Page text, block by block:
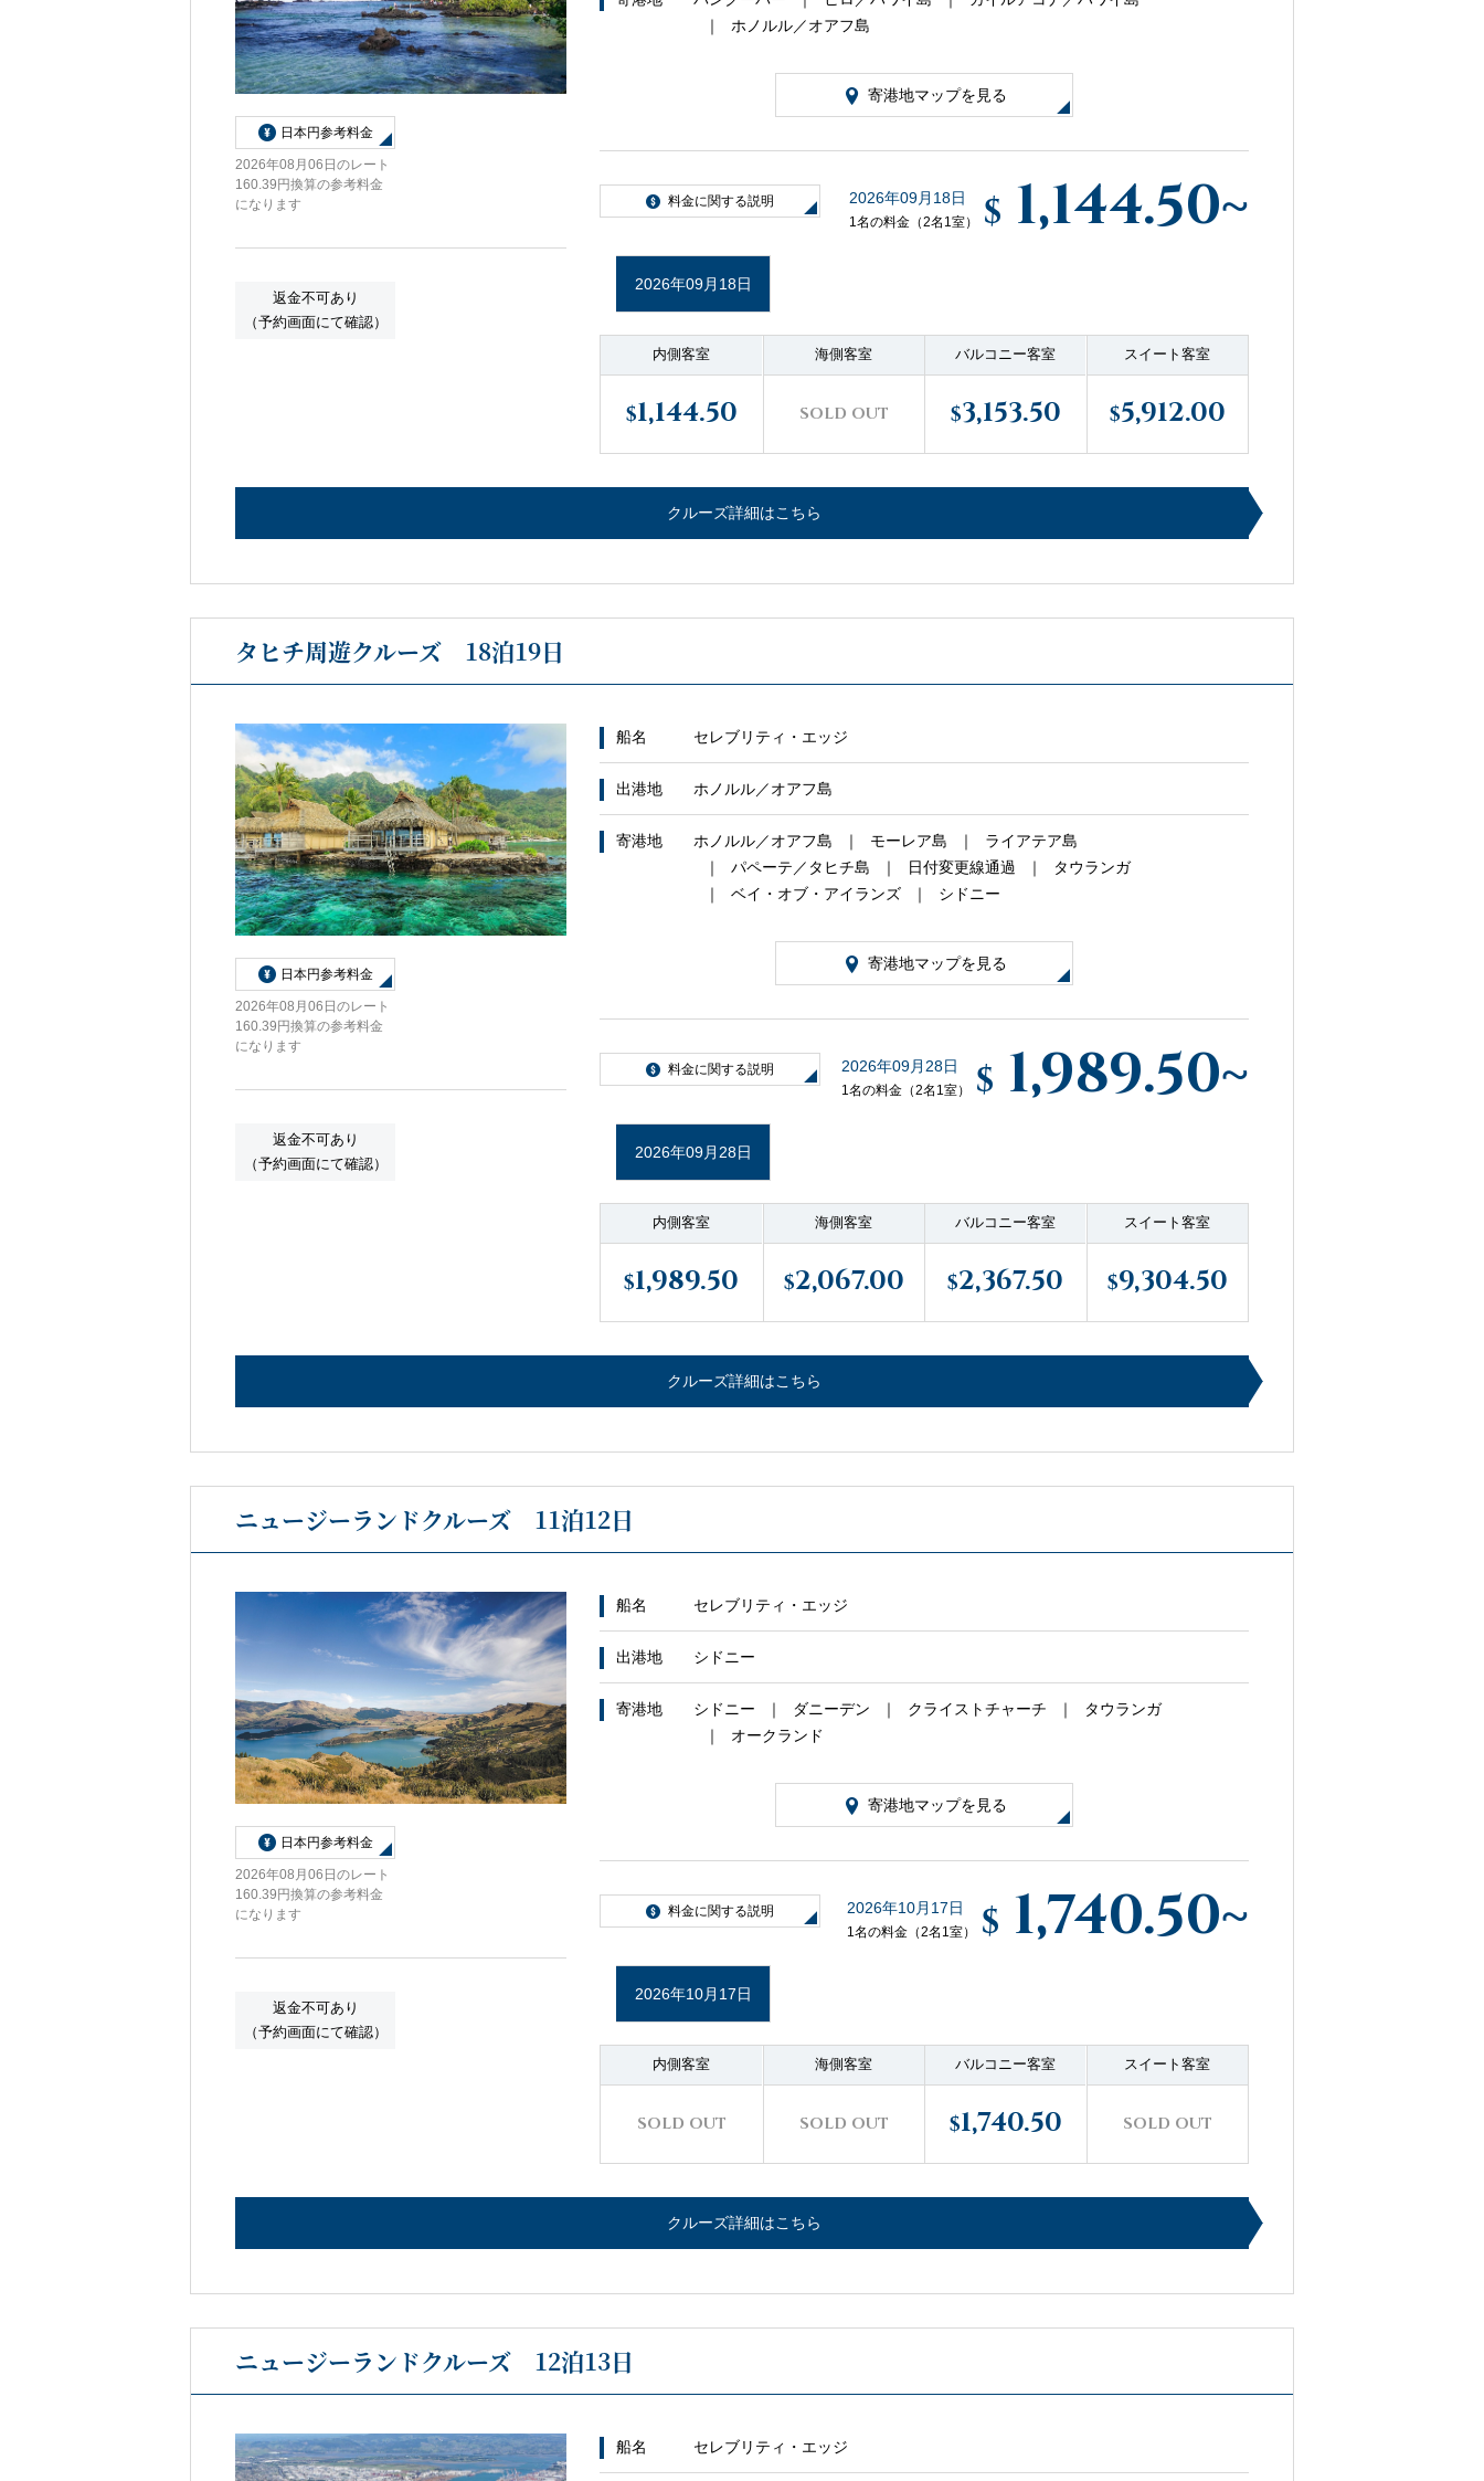
ホノルル／オアフ島
寄港地マップを見る
2026年09月18日
1名の料金（2名1室） $ 1,144.50~
料金に関する説明
2026年09月18日
内側客室
$1,144.50
海側客室
SOLD OUT
バルコニー客室
$3,153.50
スイート客室
$5,912.00
日本円参考料金
2026年08月06日のレート
160.39円換算の参考料金
になります
返金不可あり
（予約画面にて確認）
クルーズ詳細はこちら
タヒチ周遊クルーズ 18泊19日
船名 セレブリティ・エッジ
出港地 ホノルル／オアフ島
寄港地 ホノルル／オアフ島 モーレア島
ライアテア島
パペーテ／タヒチ島
日付変更線通過
タウランガ
ベイ・オブ・アイランズ
シドニー
寄港地マップを見る
2026年09月28日
1名の料金（2名1室） $ 1,989.50~
料金に関する説明
2026年09月28日
内側客室
$1,989.50
海側客室
$2,067.00
バルコニー客室
$2,367.50
スイート客室
$9,304.50
日本円参考料金
2026年08月06日のレート
160.39円換算の参考料金
になります
返金不可あり
（予約画面にて確認）
クルーズ詳細はこちら
ニュージーランドクルーズ 11泊12日
船名 セレブリティ・エッジ
出港地 シドニー
寄港地 シドニー ダニーデン クライストチャーチ
タウランガ
オークランド
寄港地マップを見る
2026年10月17日
1名の料金（2名1室） $ 1,740.50~
料金に関する説明
2026年10月17日
内側客室
SOLD OUT
海側客室
SOLD OUT
バルコニー客室
$1,740.50
スイート客室
SOLD OUT
日本円参考料金
2026年08月06日のレート
160.39円換算の参考料金
になります
返金不可あり
（予約画面にて確認）
クルーズ詳細はこちら
ニュージーランドクルーズ 12泊13日
船名 セレブリティ・エッジ